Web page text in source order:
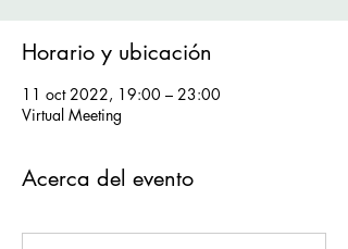
Horario y ubicación
11 oct 2022, 19:00 – 23:00
Virtual Meeting
Acerca del evento